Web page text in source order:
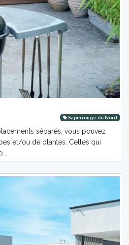
Sapin rouge du Nord
séparés, vous pouvez
et/ou de plantes. Celles qui